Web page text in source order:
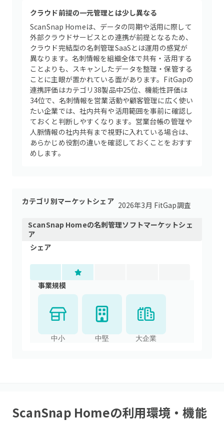
クラウド前提の一元管理とは少し異なる
ScanSnap Homeは、データの同期や活用に際して
外部クラウドサービスとの連携が前提となるため、
クラウド完結型の名刺管理SaaSとは運用の感覚が
異なります。名刺情報を組織全体で共有・活用する
ことよりも、スキャンしたデータを整理・保管する
ことに主眼が置かれている面があります。FitGapの
連携評価はカテゴリ38製品中25位、機能性評価は
34位で、名刺情報を営業活動や顧客管理に広く使い
たい企業では、社内共有や活用範囲を事前に確認し
ておくと判断しやすくなります。営業台帳の管理や
人脈情報の社内共有まで視野に入れている場合は、
あらかじめ役割の違いを確認しておくことをおすす
めします。
カテゴリ別マーケットシェア 2026年3月 FitGap調査
ScanSnap Homeの名刺管理ソフトマーケットシェ
ア
シェア
事業規模
中小 中堅 大企業
ScanSnap Homeの利用環境・機能